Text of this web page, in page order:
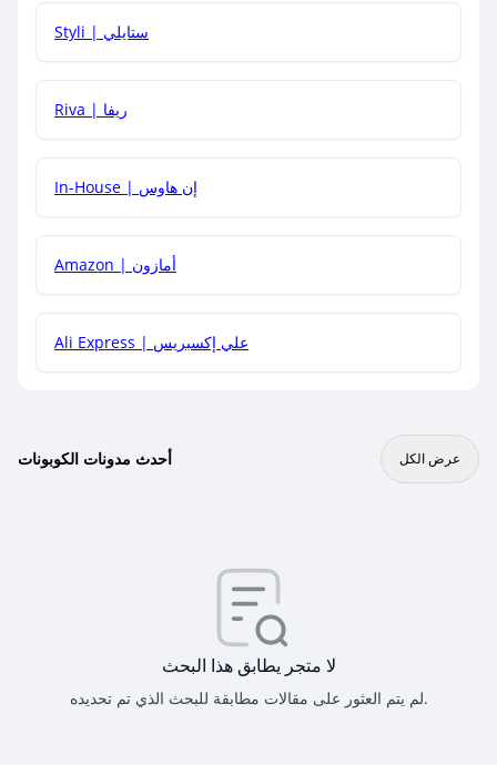
هل يمكنني جمع كود خصم مع العروض الأخرى؟
Styli | ستايلي
Riva | ريفا
In-House | إن هاوس
Amazon | أمازون
Ali Express | علي إكسبريس
أحدث مدونات الكوبونات عرض الكل
لا متجر يطابق هذا البحث
لم يتم العثور على مقالات مطابقة للبحث الذي تم تحديده.